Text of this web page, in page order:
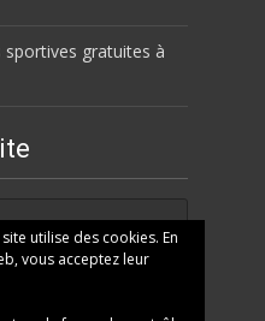
sportives gratuites à
utilise des cookies. En
vous acceptez leur